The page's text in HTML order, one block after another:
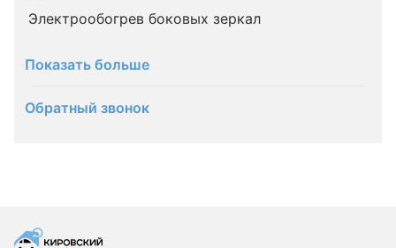
Электрообогрев боковых зеркал
Показать больше
Обратный звонок